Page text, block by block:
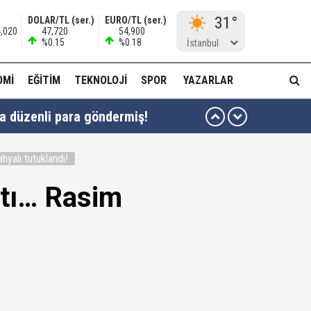
DOLAR/TL (ser.)
47,720
%0.15
EURO/TL (ser.)
54,900
%0.18
31°
İstanbul
EĞITIM TEKNOLOJI SPOR YAZARLAR
düzenli para göndermiş!
edilmeye razıyım'
Hür Ağbaba gözaltında!
tutuklandı!
Rasim